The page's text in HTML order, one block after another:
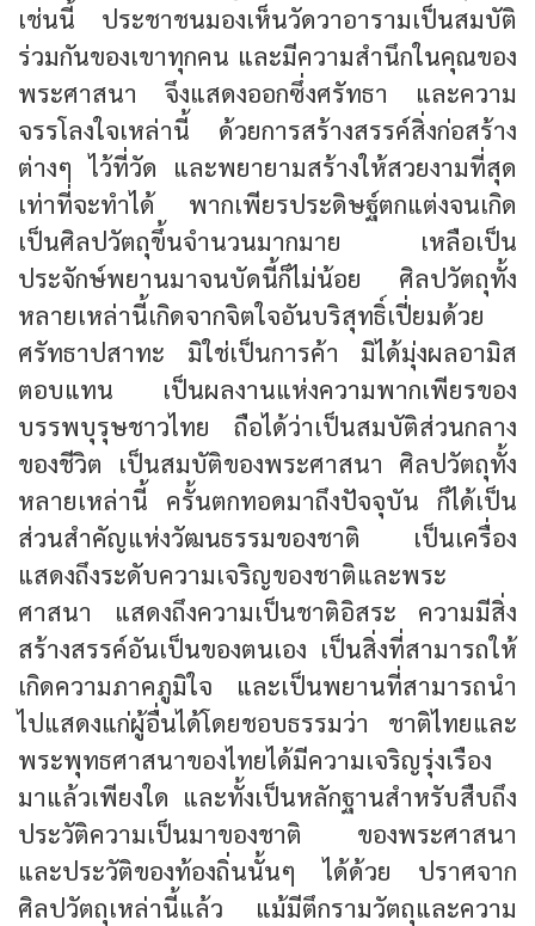
เช่นนี้ ประชาชนมองเห็นวัดวาอารามเป็นสมบัติ
ร่วมกันของเขาทุกคน และมีความสำนึกในคุณของ
พระศาสนา จึงแสดงออกซึ่งศรัทธา และความ
จรรโลงใจเหล่านี้ ด้วยการสร้างสรรค์สิ่งก่อสร้าง
ต่างๆ ไว้ที่วัด และพยายามสร้างให้สวยงามที่สุด
เท่าที่จะทำได้ พากเพียรประดิษฐ์ตกแต่งจนเกิด
เป็นศิลปวัตถุขึ้นจำนวนมากมาย เหลือเป็น
ประจักษ์พยานมาจนบัดนี้ก็ไม่น้อย ศิลปวัตถุทั้ง
หลายเหล่านี้เกิดจากจิตใจอันบริสุทธิ์เปี่ยมด้วย
ศรัทธาปสาทะ มิใช่เป็นการค้า มิได้มุ่งผลอามิส
ตอบแทน เป็นผลงานแห่งความพากเพียรของ
บรรพบุรุษชาวไทย ถือได้ว่าเป็นสมบัติส่วนกลาง
ของชีวิต เป็นสมบัติของพระศาสนา ศิลปวัตถุทั้ง
หลายเหล่านี้ ครั้นตกทอดมาถึงปัจจุบัน ก็ได้เป็น
ส่วนสำคัญแห่งวัฒนธรรมของชาติ เป็นเครื่อง
แสดงถึงระดับความเจริญของชาติและพระ
ศาสนา แสดงถึงความเป็นชาติอิสระ ความมีสิ่ง
สร้างสรรค์อันเป็นของตนเอง เป็นสิ่งที่สามารถให้
เกิดความภาคภูมิใจ และเป็นพยานที่สามารถนำ
ไปแสดงแก่ผู้อื่นได้โดยชอบธรรมว่า ชาติไทยและ
พระพุทธศาสนาของไทยได้มีความเจริญรุ่งเรือง
มาแล้วเพียงใด และทั้งเป็นหลักฐานสำหรับสืบถึง
ประวัติความเป็นมาของชาติ ของพระศาสนา
และประวัติของท้องถิ่นนั้นๆ ได้ด้วย ปราศจาก
ศิลปวัตถุเหล่านี้แล้ว แม้มีตึกรามวัตถุและความ